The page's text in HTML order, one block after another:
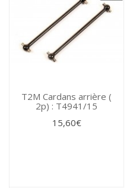
T2M Cardans arrière (
2p) : T4941/15
15,60€